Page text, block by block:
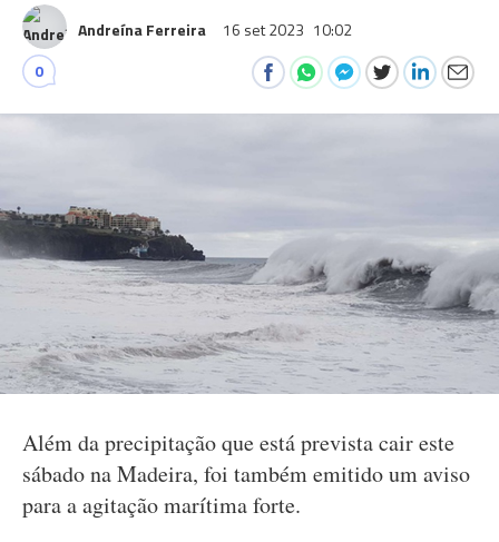
Andreína Ferreira 16 set 2023 10:02
0
Além da precipitação que está prevista cair este
sábado na Madeira, foi também emitido um aviso
para a agitação marítima forte.